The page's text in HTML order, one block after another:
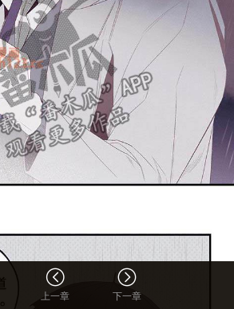
上一章 下一章